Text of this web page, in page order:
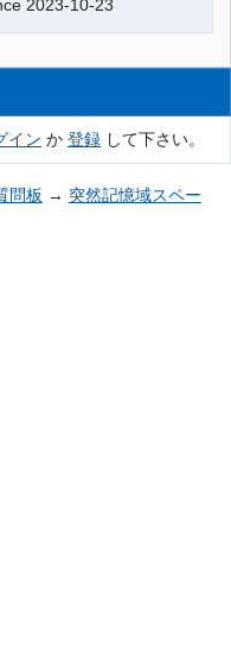
2023-10-23
イン か 登録 して下さい。
問板 → 突然記憶域スペー